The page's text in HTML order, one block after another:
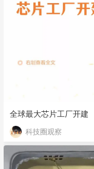
全球最大芯片工厂开建
科技圈观察